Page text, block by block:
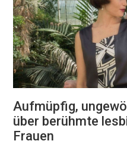
Aufmüpfig,
über berühmte
Frauen